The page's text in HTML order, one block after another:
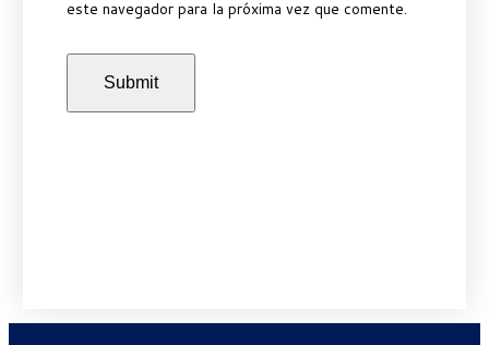
este navegador para la próxima vez que comente.